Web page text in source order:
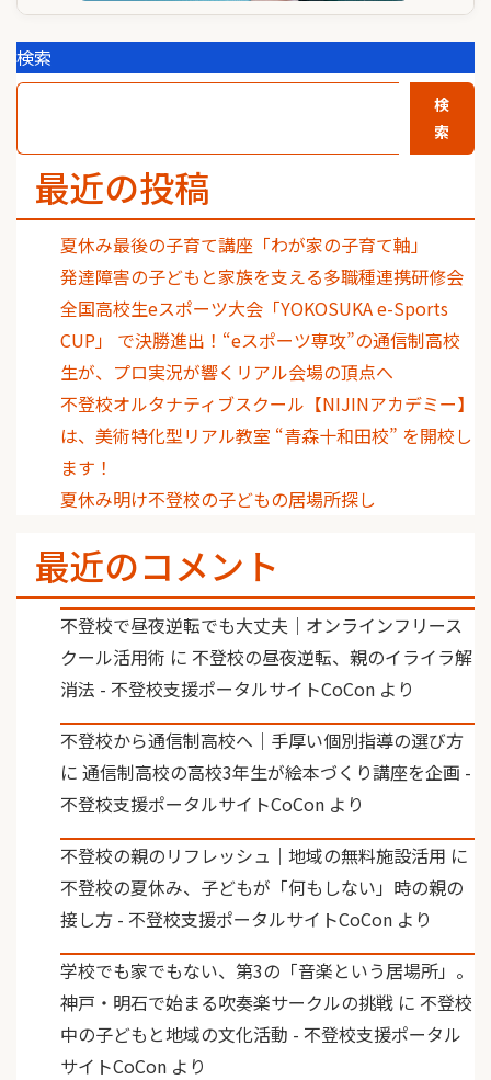
検索
検
索
最近の投稿
夏休み最後の子育て講座「わが家の子育て軸」
発達障害の子どもと家族を支える多職種連携研修会
全国高校生eスポーツ大会「YOKOSUKA e-Sports
CUP」 で決勝進出！“eスポーツ専攻”の通信制高校
生が、プロ実況が響くリアル会場の頂点へ
不登校オルタナティブスクール【NIJINアカデミー】
は、美術特化型リアル教室 “青森十和田校” を開校し
ます！
夏休み明け不登校の子どもの居場所探し
最近のコメント
不登校で昼夜逆転でも大丈夫｜オンラインフリース
クール活用術 に 不登校の昼夜逆転、親のイライラ解
消法 - 不登校支援ポータルサイトCoCon より
不登校から通信制高校へ｜手厚い個別指導の選び方
に 通信制高校の高校3年生が絵本づくり講座を企画 -
不登校支援ポータルサイトCoCon より
不登校の親のリフレッシュ｜地域の無料施設活用 に
不登校の夏休み、子どもが「何もしない」時の親の
接し方 - 不登校支援ポータルサイトCoCon より
学校でも家でもない、第3の「音楽という居場所」。
神戸・明石で始まる吹奏楽サークルの挑戦 に 不登校
中の子どもと地域の文化活動 - 不登校支援ポータル
サイトCoCon より